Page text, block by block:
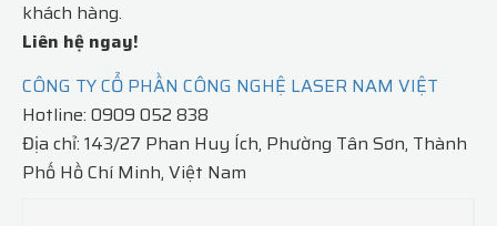
khách hàng.
Liên hệ ngay!
CÔNG TY CỔ PHẦN CÔNG NGHỆ LASER NAM VIỆT
Hotline: 0909 052 838
Địa chỉ: 143/27 Phan Huy Ích, Phường Tân Sơn, Thành
Phố Hồ Chí Minh, Việt Nam